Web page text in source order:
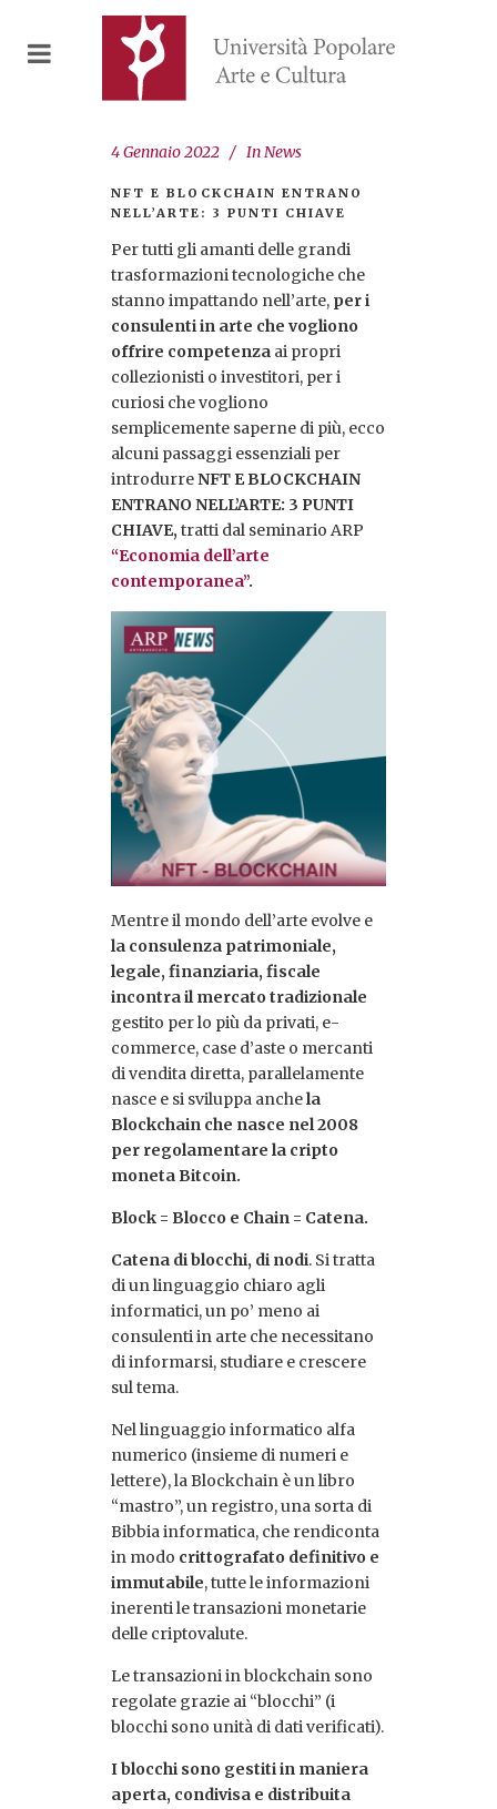
4 Gennaio 2022 InNews
NFT E BLOCKCHAIN ENTRANO
NELL’ARTE: 3 PUNTI CHIAVE
Per tutti gli amanti delle grandi
trasformazioni tecnologiche che
stanno impattando nell’arte, per i
consulenti in arte che vogliono
offrire competenza ai propri
collezionisti o investitori, per i
curiosi che vogliono
semplicemente saperne di più, ecco
alcuni passaggi essenziali per
introdurreNFT E BLOCKCHAIN
ENTRANO NELL’ARTE: 3 PUNTI
CHIAVE, tratti dal seminario ARP
“Economia dell’arte
contemporanea”.
Mentre il mondo dell’arte evolve e
la consulenza patrimoniale,
legale, finanziaria, fiscale
incontra il mercato tradizionale
gestito per lo più da privati, e-
commerce, case d’aste o mercanti
di vendita diretta, parallelamente
nasce e si sviluppa anchela
Blockchain che nasce nel 2008
per regolamentare la cripto
moneta Bitcoin.
Block = Blocco e Chain = Catena.
Catena di blocchi, di nodi. Si tratta
di un linguaggio chiaro agli
informatici, un po’ meno ai
consulenti in arte che necessitano
di informarsi, studiare e crescere
sul tema.
Nel linguaggio informatico alfa
numerico (insieme di numeri e
lettere), la Blockchain è un libro
“mastro”, un registro, una sorta di
Bibbia informatica, che rendiconta
in modo crittografato definitivo e
immutabile, tutte le informazioni
inerenti le transazioni monetarie
delle criptovalute.
Le transazioni in blockchain sono
regolate grazie ai “blocchi” (i
blocchi sono unità di dati verificati).
I blocchi sono gestiti in maniera
aperta, condivisa e distribuita